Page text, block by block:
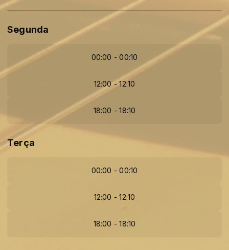
Segunda
00:00 - 00:10
12:00 - 12:10
18:00 - 18:10
Terça
00:00 - 00:10
12:00 - 12:10
18:00 - 18:10